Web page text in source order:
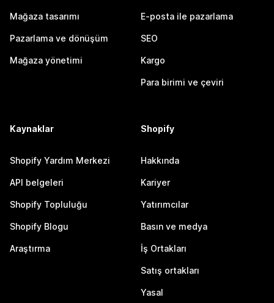
Mağaza tasarımı
Pazarlama ve dönüşüm
Mağaza yönetimi
E-posta ile pazarlama
SEO
Kargo
Para birimi ve çeviri
Kaynaklar
Shopify Yardım Merkezi
API belgeleri
Shopify Topluluğu
Shopify Blogu
Araştırma
Shopify
Hakkında
Kariyer
Yatırımcılar
Basın ve medya
İş Ortakları
Satış ortakları
Yasal